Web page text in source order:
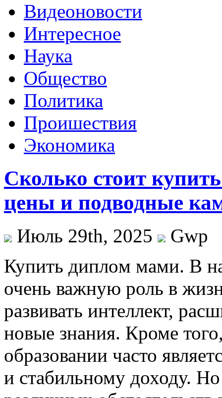
Видеоновости
Интересное
Наука
Общество
Политика
Проишествия
Экономика
Сколько стоит
цены и подводные
Июль 29th, 2025
Gwp
Купить диплoм мaми. В
очень важную роль в
развивать интеллект,
новые знания. Кроме
образовании часто
и стабильному доходу. Но